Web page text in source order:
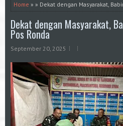
Home » » Dekat dengan Masyarakat,
Dekat dengan Masyarakat,
Pos Ronda
September 20, 2025